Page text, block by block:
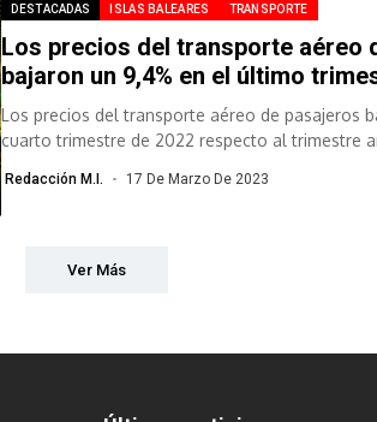
DESTACADAS ISLAS BALEARES TRANSPORTE
Los precios del transporte aéreo
bajaron un 9,4% en el último
Los precios del transporte aéreo de pasajeros
cuarto trimestre de 2022 respecto al trimestre
Redacción M.I. 17 De Marzo De 2023
Ver Más